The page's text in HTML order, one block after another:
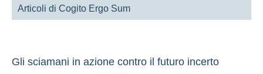
Articoli di Cogito Ergo Sum
Gli sciamani in azione contro il futuro incerto